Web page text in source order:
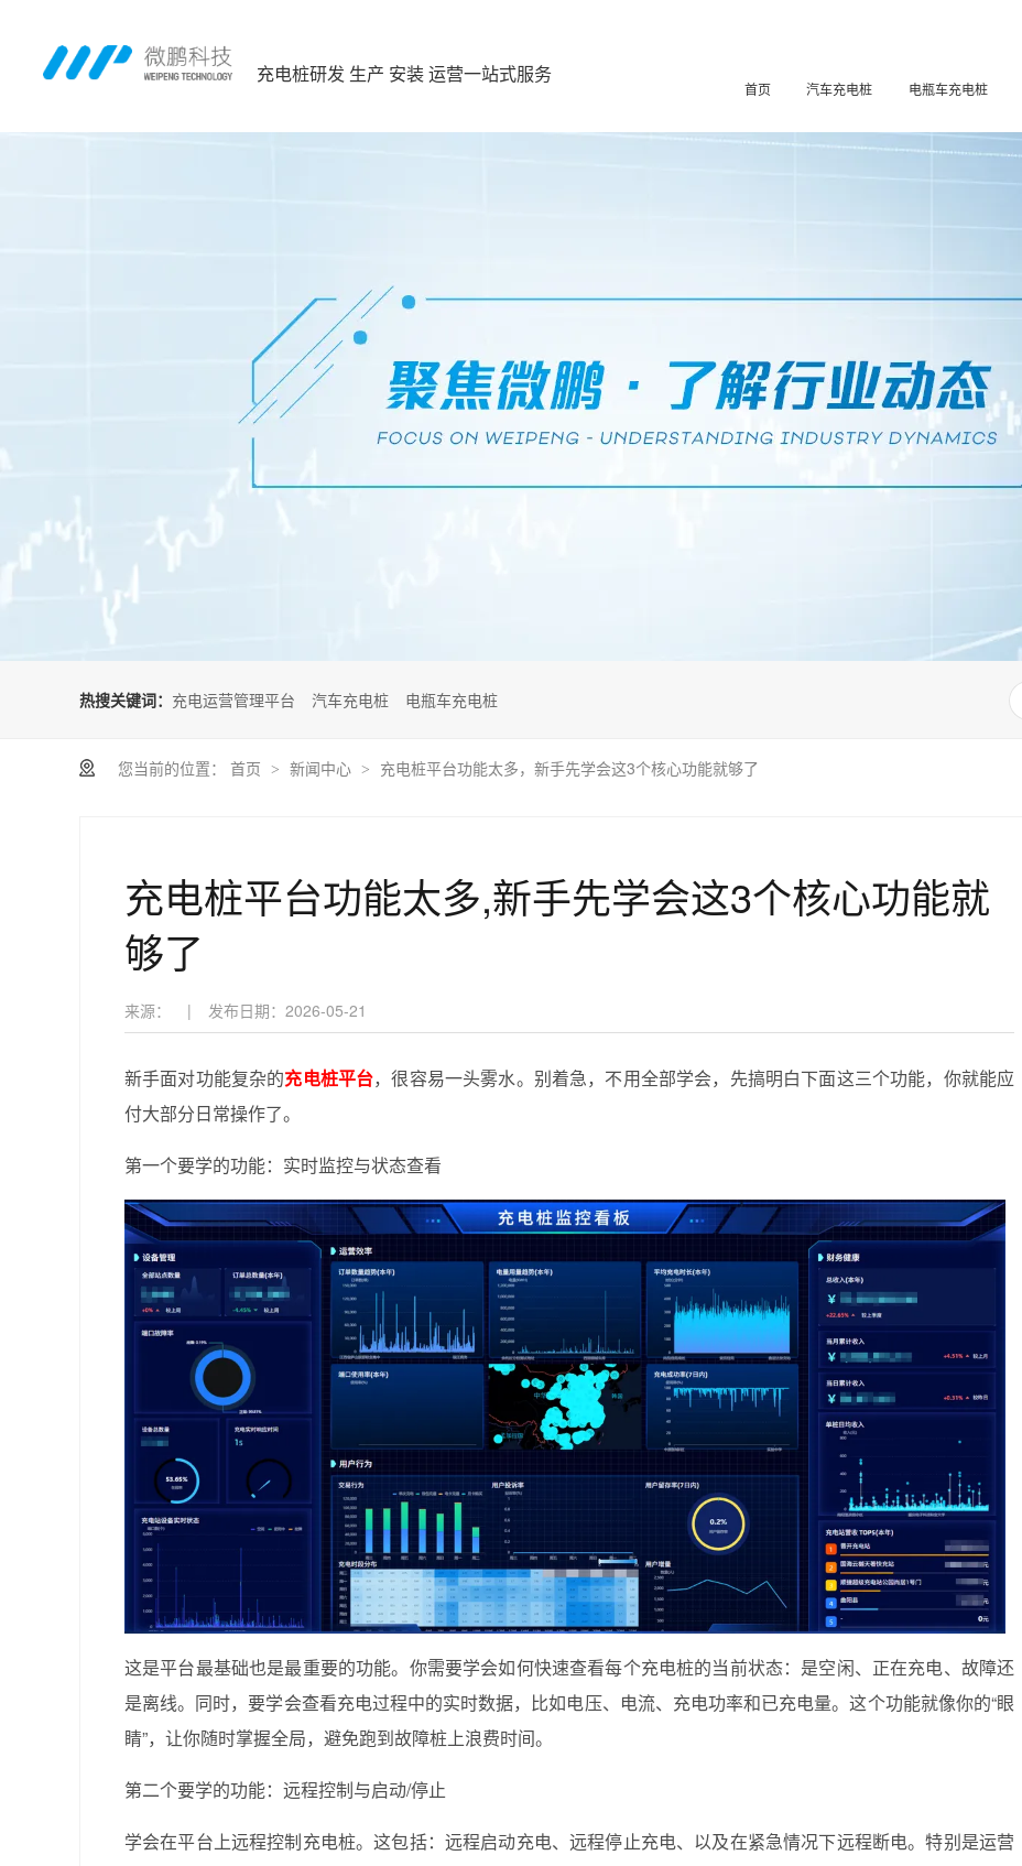
充电桩研发 生产 安装 运营一站式服务
首页 汽车充电桩 电瓶车充电桩
热搜关键词： 充电运营管理平台 汽车充电桩 电瓶车充电桩
您当前的位置： 首页 > 新闻中心 > 充电桩平台功能太多，新手先学会这3个核心功能就够了
充电桩平台功能太多,新手先学会这3个核心功能就
够了
来源： | 发布日期： 2026-05-21
新手面对功能复杂的充电桩平台，很容易一头雾水。别着急，不用全部学会，先搞明白下面这三个功能，你就能应
付大部分日常操作了。
第一个要学的功能：实时监控与状态查看
这是平台最基础也是最重要的功能。你需要学会如何快速查看每个充电桩的当前状态：是空闲、正在充电、故障还
是离线。同时，要学会查看充电过程中的实时数据，比如电压、电流、充电功率和已充电量。这个功能就像你的“眼
睛”，让你随时掌握全局，避免跑到故障桩上浪费时间。
第二个要学的功能：远程控制与启动/停止
学会在平台上远程控制充电桩。这包括：远程启动充电、远程停止充电、以及在紧急情况下远程断电。特别是运营